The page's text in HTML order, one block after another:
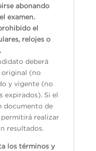
abonando
examen.
el
relojes o
deberá
original (no
y vigente (no
expirados). Si el
documento de
realizar
resultados.
los términos y